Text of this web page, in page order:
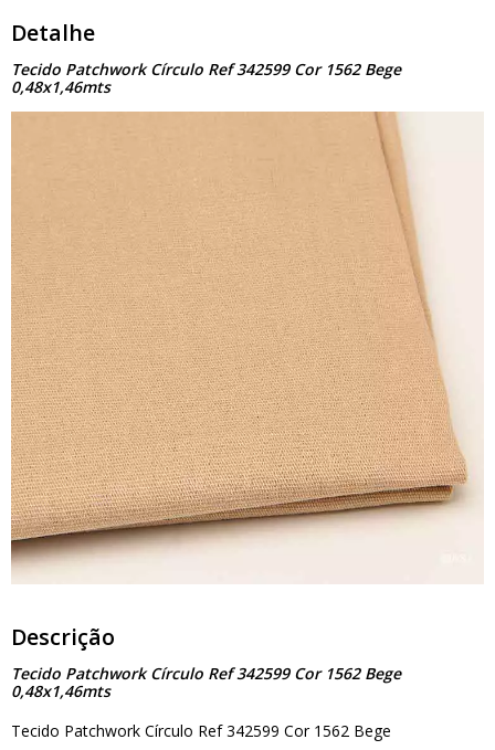
Detalhe
Tecido Patchwork Círculo Ref 342599 Cor 1562 Bege
0,48x1,46mts
Descrição
Tecido Patchwork Círculo Ref 342599 Cor 1562 Bege
0,48x1,46mts
Tecido Patchwork Círculo Ref 342599 Cor 1562 Bege